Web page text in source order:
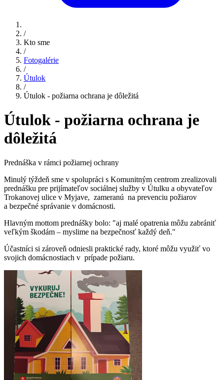
/
Kto sme
/
Fotogalérie
/
Útulok
/
Útulok - požiarna ochrana je dôležitá
Útulok - požiarna ochrana je
dôležitá
Prednáška v rámci požiarnej ochrany
Minulý týždeň sme v spolupráci s Komunitným centrom zrealizovali
prednášku pre prijímateľov sociálnej služby v Útulku a obyvateľov
Trokanovej ulice v Myjave, zameranú na prevenciu požiarov
a bezpečné správanie v domácnosti.
Hlavným mottom prednášky bolo: "aj malé opatrenia môžu zabrániť
veľkým škodám – myslime na bezpečnosť každý deň."
Účastníci si zároveň odniesli praktické rady, ktoré môžu využiť vo
svojich domácnostiach v prípade požiaru.